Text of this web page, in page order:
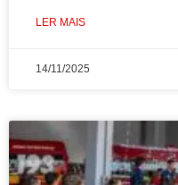
LER MAIS
14/11/2025